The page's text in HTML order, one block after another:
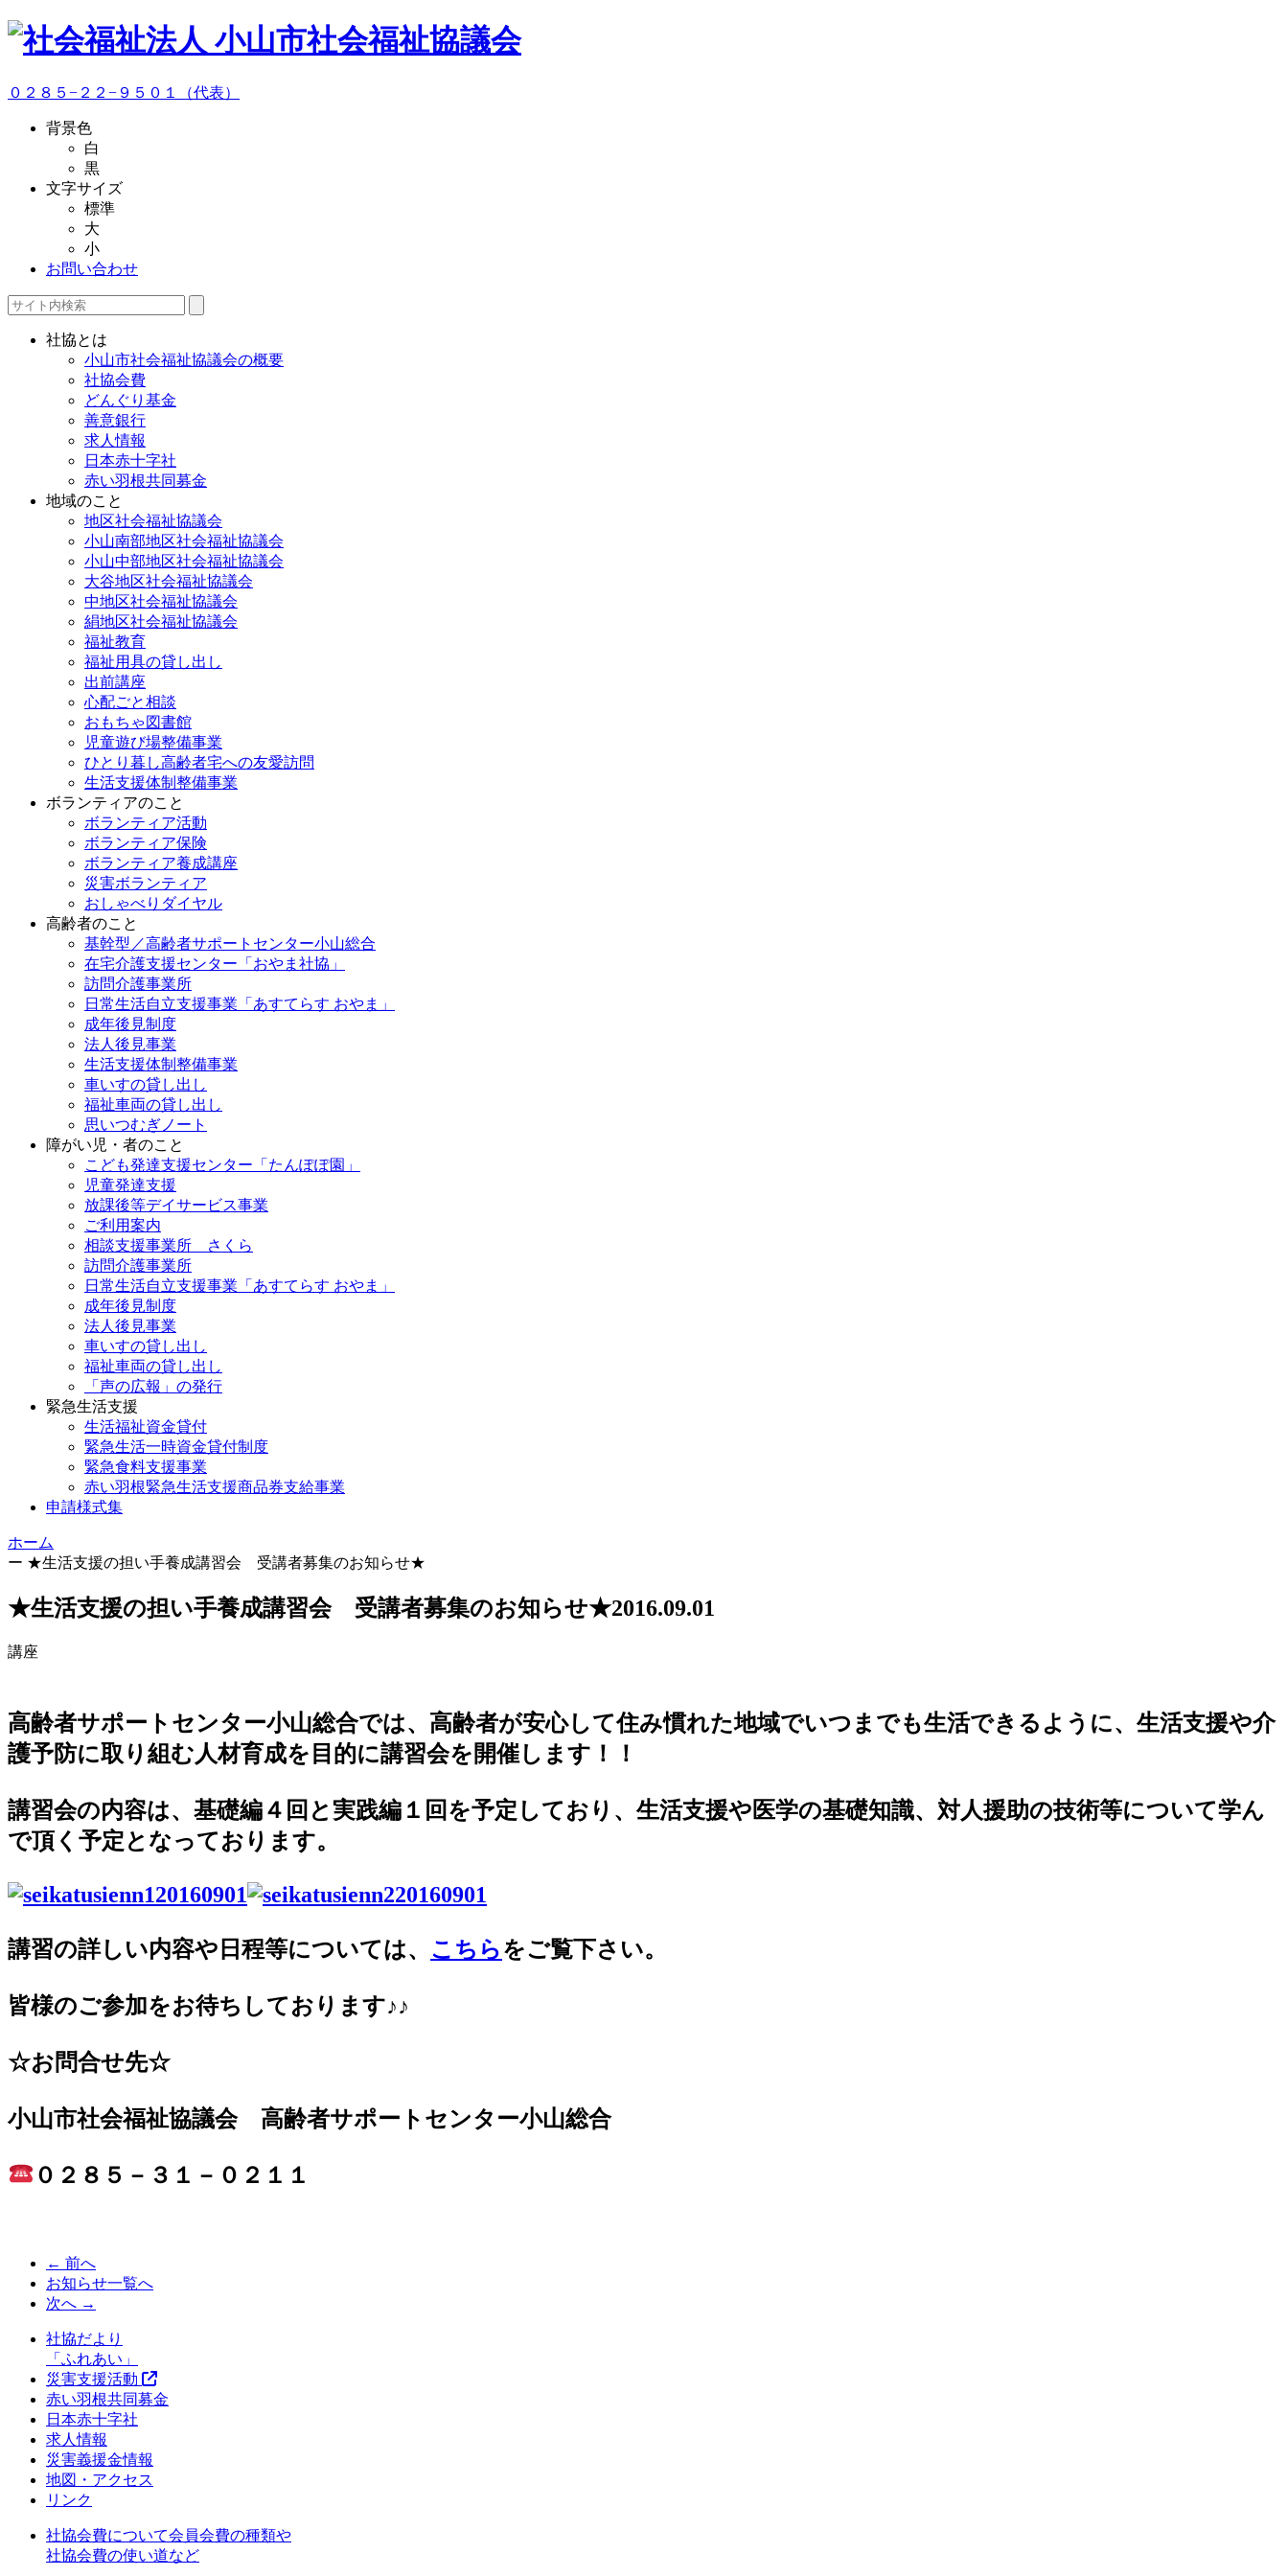
０２８５−２２−９５０１（代表）
背景色
白
黒
文字サイズ
標準
大
小
お問い合わせ
社協とは
小山市社会福祉協議会の概要
社協会費
どんぐり基金
善意銀行
求人情報
日本赤十字社
赤い羽根共同募金
地域のこと
地区社会福祉協議会
小山南部地区社会福祉協議会
小山中部地区社会福祉協議会
大谷地区社会福祉協議会
中地区社会福祉協議会
絹地区社会福祉協議会
福祉教育
福祉用具の貸し出し
出前講座
心配ごと相談
おもちゃ図書館
児童遊び場整備事業
ひとり暮し高齢者宅への友愛訪問
生活支援体制整備事業
ボランティアのこと
ボランティア活動
ボランティア保険
ボランティア養成講座
災害ボランティア
おしゃべりダイヤル
高齢者のこと
基幹型／高齢者サポートセンター小山総合
在宅介護支援センター「おやま社協」
訪問介護事業所
日常生活自立支援事業「あすてらす おやま」
成年後見制度
法人後見事業
生活支援体制整備事業
車いすの貸し出し
福祉車両の貸し出し
思いつむぎノート
障がい児・者のこと
こども発達支援センター「たんぽぽ園」
児童発達支援
放課後等デイサービス事業
ご利用案内
相談支援事業所 さくら
訪問介護事業所
日常生活自立支援事業「あすてらす おやま」
成年後見制度
法人後見事業
車いすの貸し出し
福祉車両の貸し出し
「声の広報」の発行
緊急生活支援
生活福祉資金貸付
緊急生活一時資金貸付制度
緊急食料支援事業
赤い羽根緊急生活支援商品券支給事業
申請様式集
ホーム
ー ★生活支援の担い手養成講習会 受講者募集のお知らせ★
★生活支援の担い手養成講習会 受講者募集のお知らせ★2016.09.01
講座
高齢者サポートセンター小山総合では、高齢者が安心して住み慣れた地域でいつまでも生活できるように、生活支援や介
護予防に取り組む人材育成を目的に講習会を開催します！！
講習会の内容は、基礎編４回と実践編１回を予定しており、生活支援や医学の基礎知識、対人援助の技術等について学ん
で頂く予定となっております。
講習の詳しい内容や日程等については、 こちらをご覧下さい。
皆様のご参加をお待ちしております♪♪
☆お問合せ先☆
小山市社会福祉協議会 高齢者サポートセンター小山総合
０２８５－３１－０２１１
← 前へ
お知らせ一覧へ
次へ →
社協だより
「ふれあい」
災害支援活動
赤い羽根共同募金
日本赤十字社
求人情報
災害義援金情報
地図・アクセス
リンク
社協会費について会員会費の種類や
社協会費の使い道など